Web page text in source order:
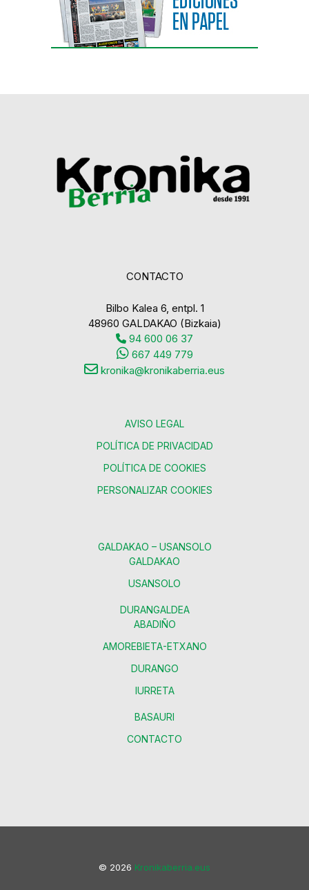
CONTACTO
Bilbo Kalea 6, entpl. 1
48960 GALDAKAO (Bizkaia)
94 600 06 37
667 449 779
kronika@kronikaberria.eus
AVISO LEGAL
POLÍTICA DE PRIVACIDAD
POLÍTICA DE COOKIES
PERSONALIZAR COOKIES
GALDAKAO – USANSOLO
GALDAKAO
USANSOLO
DURANGALDEA
ABADIÑO
AMOREBIETA-ETXANO
DURANGO
IURRETA
BASAURI
CONTACTO
© 2026 Kronikaberria.eus